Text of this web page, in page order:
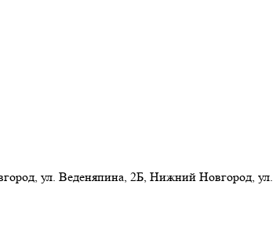
ул. Веденяпина, 2Б, Нижний Новгород, ул.